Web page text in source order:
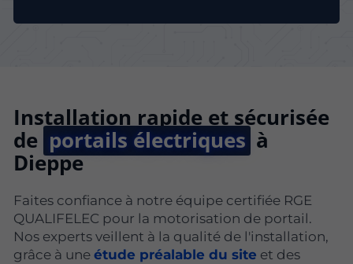
Installation rapide et sécurisée
de portails électriques à
Dieppe
Faites confiance à notre équipe certifiée RGE
QUALIFELEC pour la motorisation de portail.
Nos experts veillent à la qualité de l'installation,
grâce à uneétude préalable du site et des